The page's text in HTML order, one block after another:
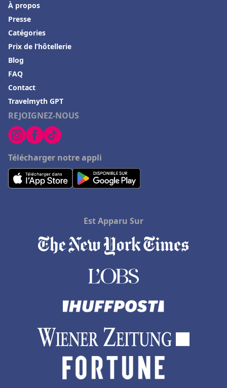
REJOIGNEZ-NOUS
Télécharger notre appli
À propos
Presse
Catégories
Prix de l’hôtellerie
Blog
FAQ
Contact
Travelmyth GPT
Est Apparu Sur